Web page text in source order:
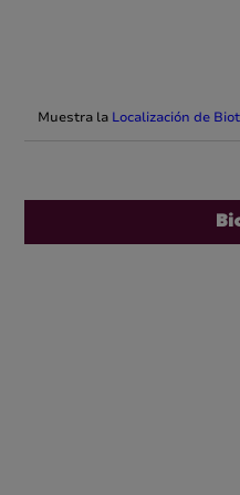
Muestra la Localización de